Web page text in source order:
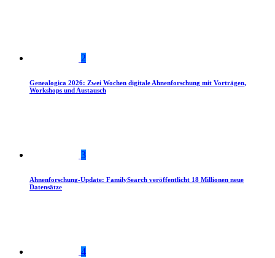
2
Genealogica 2026: Zwei Wochen digitale Ahnenforschung mit Vorträgen,
Workshops und Austausch
3
Ahnenforschung-Update: FamilySearch veröffentlicht 18 Millionen neue
Datensätze
4